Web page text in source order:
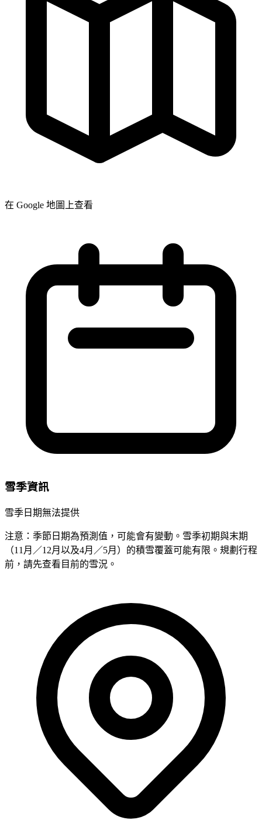
在 Google 地圖上查看
雪季資訊
雪季日期無法提供
注意：季節日期為預測值，可能會有變動。雪季初期與末期
（11月／12月以及4月／5月）的積雪覆蓋可能有限。規劃行程
前，請先查看目前的雪況。